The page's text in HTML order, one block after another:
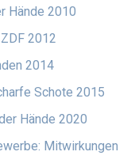
Hände 2010
2012
2014
Schote 2015
Hände 2020
Mitwirkungen